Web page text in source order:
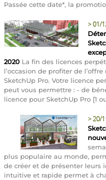
Passée cette date*, la
>01/
2020 La fin des licences
l’occasion de profiter de
SketchUp Pro. Votre licence
peut vous permettre : - de
licence pour SketchUp Pro [1
>20/
plus populaire au monde,
de créer et de présenter leurs
intuitive et rapide permet à